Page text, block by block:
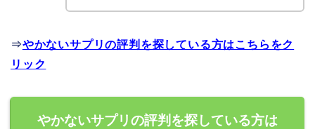
⇒やかないサプリの評判を探している方はこちらをク
リック
やかないサプリの評判を探している方は